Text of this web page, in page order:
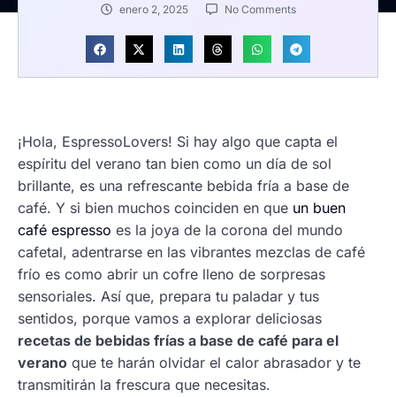
enero 2, 2025 No Comments
¡Hola, EspressoLovers! Si hay algo que capta el
espíritu del verano tan bien como un día de sol
brillante, es una refrescante bebida fría a base de
café. Y si bien muchos coinciden en que un buen
café espresso es la joya de la corona del mundo
cafetal, adentrarse en las vibrantes mezclas de café
frío es como abrir un cofre lleno de sorpresas
sensoriales. Así que, prepara tu paladar y tus
sentidos, porque vamos a explorar deliciosas
recetas de bebidas frías a base de café para el
verano que te harán olvidar el calor abrasador y te
transmitirán la frescura que necesitas.